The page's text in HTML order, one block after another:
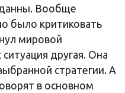
Вообще
было критиковать
мировой
другая. Она
стратегии. А
в основном